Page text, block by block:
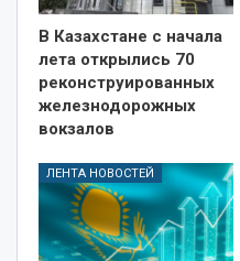
В Казахстане с начала
лета открылись 70
реконструированных
железнодорожных
вокзалов
ЛЕНТА НОВОСТЕЙ